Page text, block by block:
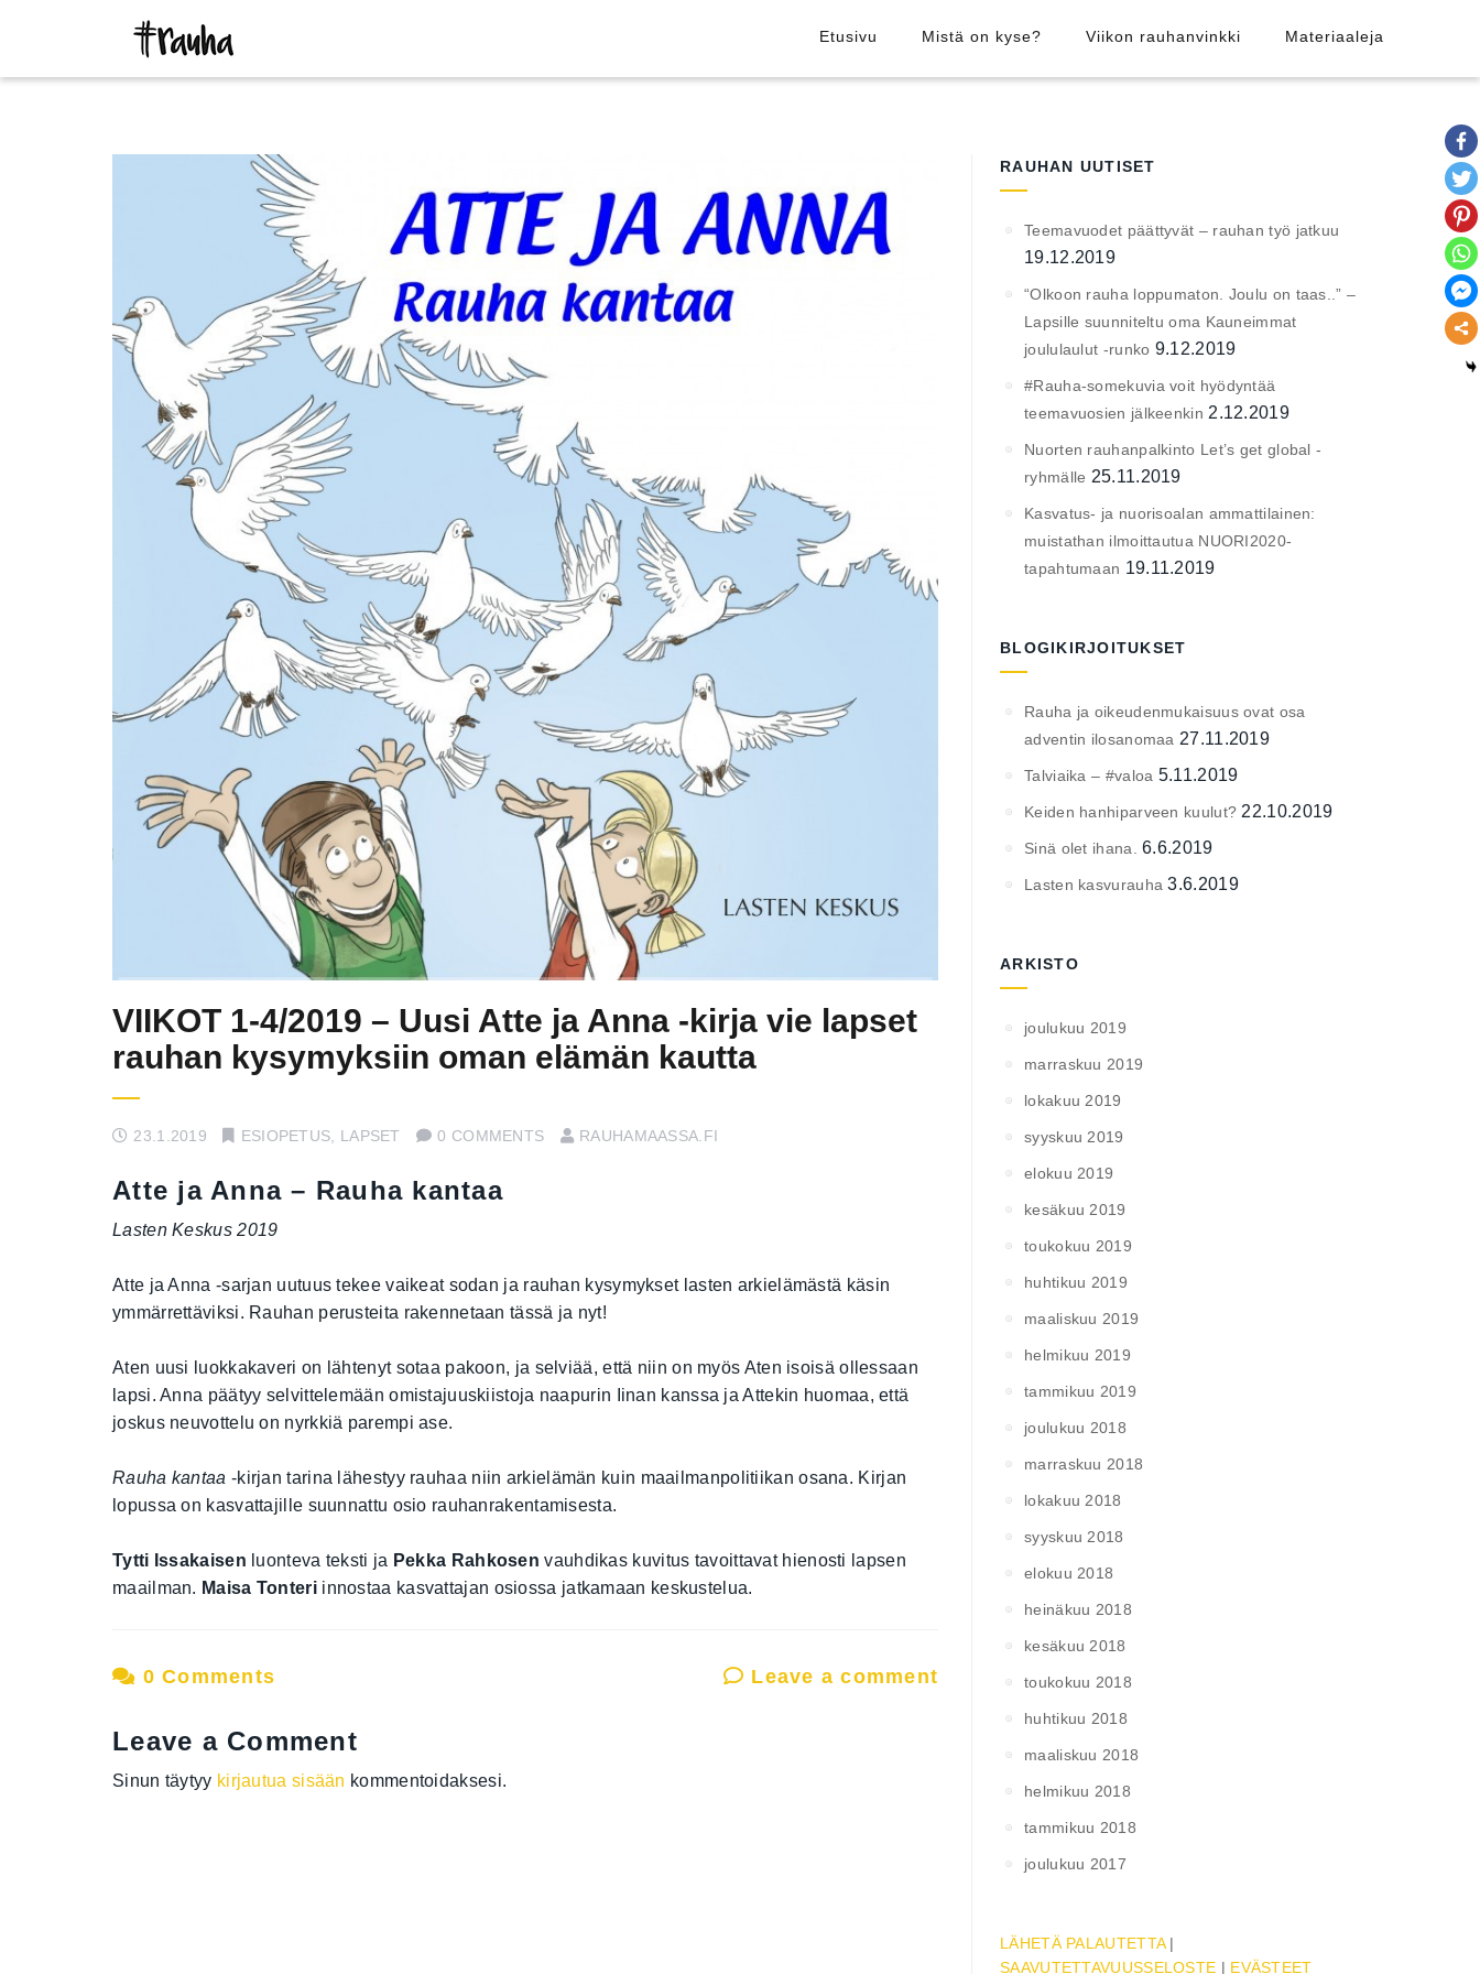
Etusivu Mistä on kyse? Viikon rauhanvinkki Materiaaleja
VIIKOT 1-4/2019 – Uusi Atte ja Anna -kirja vie lapset
rauhan kysymyksiin oman elämän kautta
23.1.2019 ESIOPETUS LAPSET 0 COMMENTS RAUHAMAASSA.FI
Atte ja Anna – Rauha kantaa
Lasten Keskus 2019
Atte ja Anna -sarjan uutuus tekee vaikeat sodan ja rauhan kysymykset lasten arkielämästä käsin
ymmärrettäviksi. Rauhan perusteita rakennetaan tässä ja nyt!
Aten uusi luokkakaveri on lähtenyt sotaa pakoon, ja selviää, että niin on myös Aten isoisä ollessaan
lapsi. Anna päätyy selvittelemään omistajuuskiistoja naapurin Iinan kanssa ja Attekin huomaa, että
joskus neuvottelu on nyrkkiä parempi ase.
Rauha kantaa -kirjan tarina lähestyy rauhaa niin arkielämän kuin maailmanpolitiikan osana. Kirjan
lopussa on kasvattajille suunnattu osio rauhanrakentamisesta.
Tytti Issakaisen luonteva teksti ja Pekka Rahkosen vauhdikas kuvitus tavoittavat hienosti lapsen
maailman. Maisa Tonteriinnostaa kasvattajan osiossa jatkamaan keskustelua.
0 Comments Leave a comment
Leave a Comment
Sinun täytyy kirjautua sisään kommentoidaksesi.
RAUHAN UUTISET
Teemavuodet päättyvät – rauhan työ jatkuu
19.12.2019
“Olkoon rauha loppumaton. Joulu on taas..” –
Lapsille suunniteltu oma Kauneimmat
joululaulut -runko 9.12.2019
#Rauha-somekuvia voit hyödyntää
teemavuosien jälkeenkin 2.12.2019
Nuorten rauhanpalkinto Let’s get global -
ryhmälle 25.11.2019
Kasvatus- ja nuorisoalan ammattilainen:
muistathan ilmoittautua NUORI2020-
tapahtumaan 19.11.2019
BLOGIKIRJOITUKSET
Rauha ja oikeudenmukaisuus ovat osa
adventin ilosanomaa 27.11.2019
Talviaika – #valoa 5.11.2019
Keiden hanhiparveen kuulut? 22.10.2019
Sinä olet ihana. 6.6.2019
Lasten kasvurauha 3.6.2019
ARKISTO
joulukuu 2019
marraskuu 2019
lokakuu 2019
syyskuu 2019
elokuu 2019
kesäkuu 2019
toukokuu 2019
huhtikuu 2019
maaliskuu 2019
helmikuu 2019
tammikuu 2019
joulukuu 2018
marraskuu 2018
lokakuu 2018
syyskuu 2018
elokuu 2018
heinäkuu 2018
kesäkuu 2018
toukokuu 2018
huhtikuu 2018
maaliskuu 2018
helmikuu 2018
tammikuu 2018
joulukuu 2017
LÄHETÄ PALAUTETTA|
SAAVUTETTAVUUSSELOSTE | EVÄSTEET